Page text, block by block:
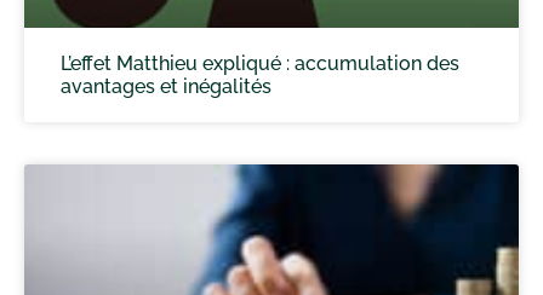
L’effet Matthieu expliqué : accumulation des
avantages et inégalités